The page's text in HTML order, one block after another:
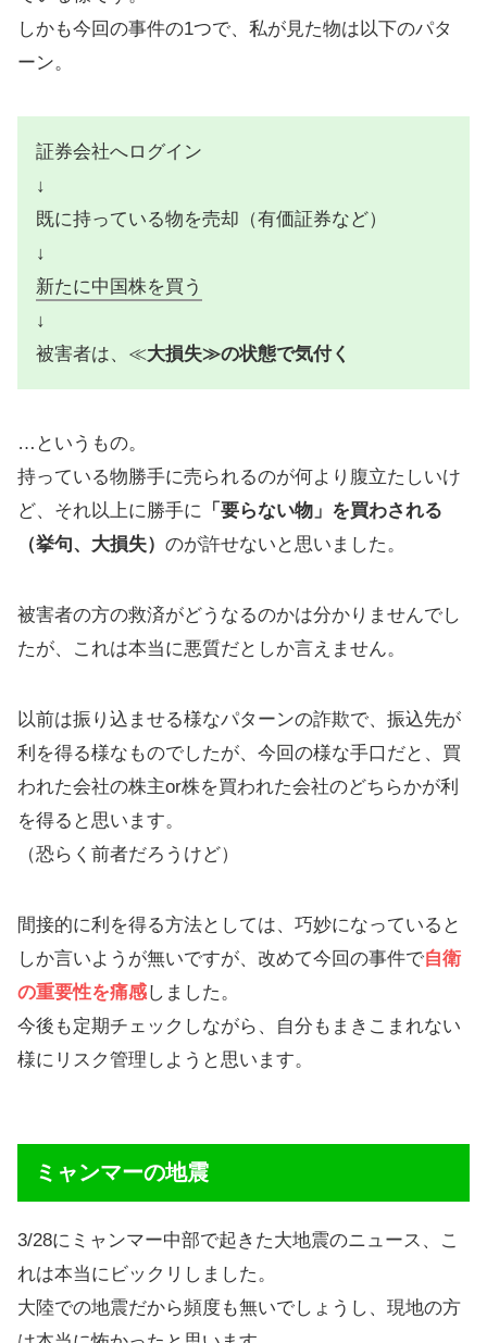
しかも今回の事件の1つで、私が見た物は以下のパタ
ーン。
証券会社へログイン
↓
既に持っている物を売却（有価証券など）
↓
新たに中国株を買う
↓
被害者は、≪大損失≫の状態で気付く
…というもの。
持っている物勝手に売られるのが何より腹立たしいけ
ど、それ以上に勝手に 「要らない物」を買わされる
（挙句、大損失） のが許せないと思いました。
被害者の方の救済がどうなるのかは分かりませんでし
たが、これは本当に悪質だとしか言えません。
以前は振り込ませる様なパターンの詐欺で、振込先が
利を得る様なものでしたが、今回の様な手口だと、買
われた会社の株主or株を買われた会社のどちらかが利
を得ると思います。
（恐らく前者だろうけど）
間接的に利を得る方法としては、巧妙になっていると
しか言いようが無いですが、改めて今回の事件で自衛
の重要性を痛感しました。
今後も定期チェックしながら、自分もまきこまれない
様にリスク管理しようと思います。
ミャンマーの地震
3/28にミャンマー中部で起きた大地震のニュース、こ
れは本当にビックリしました。
大陸での地震だから頻度も無いでしょうし、現地の方